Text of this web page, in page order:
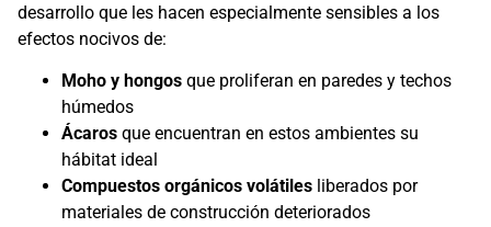
desarrollo que les hacen especialmente sensibles a los
efectos nocivos de:
Moho y hongos que proliferan en paredes y techos
húmedos
Ácaros que encuentran en estos ambientes su
hábitat ideal
Compuestos orgánicos volátiles liberados por
materiales de construcción deteriorados